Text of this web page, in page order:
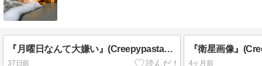
『月曜日なんて大嫌い』(Creepypasta私家訳、原題“I Hate Mondays”)
37日前 4ヶ月前